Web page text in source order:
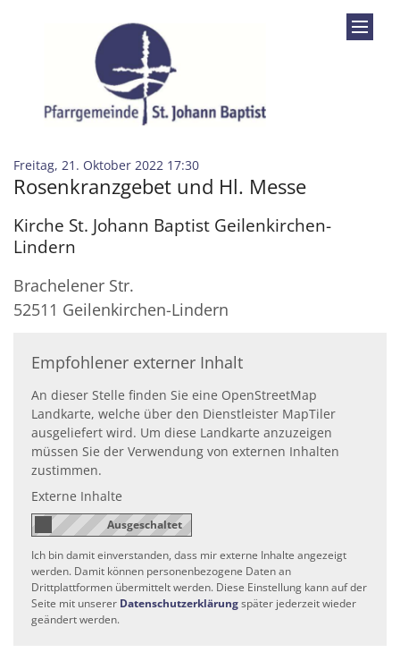
Freitag, 21. Oktober 2022 17:30:
Rosenkranzgebet und Hl. Messe
Kirche St. Johann Baptist Geilenkirchen-
Lindern
Brachelener Str.
52511 Geilenkirchen-Lindern
Empfohlener externer Inhalt
An dieser Stelle finden Sie eine OpenStreetMap
Landkarte, welche über den Dienstleister MapTiler
ausgeliefert wird. Um diese Landkarte anzuzeigen
müssen Sie der Verwendung von externen Inhalten
zustimmen.
Externe Inhalte
Ich bin damit einverstanden, dass mir externe Inhalte angezeigt
werden. Damit können personenbezogene Daten an
Drittplattformen übermittelt werden. Diese Einstellung kann auf der
Seite mit unserer Datenschutzerklärungspäter jederzeit wieder
geändert werden.